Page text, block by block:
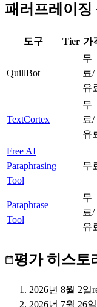
패러프레이징
도구 Tier 가
QuillBot
무
료/
유
TextCortex
무
료/
유
Free AI
Paraphrasing
Tool
무
Paraphrase
Tool
무
료/
유
평가 히스토
2026년 8월 2일
2026년 7월 26일